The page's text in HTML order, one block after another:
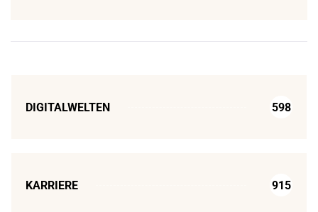
DIGITALWELTEN 598
KARRIERE 915